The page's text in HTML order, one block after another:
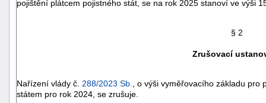
pojištění plátcem pojistného stát, se na rok 2025 stanoví ve výši
§ 2
Zrušovací
Nařízení vlády č. 288/2023 Sb.
, o výši vyměřovacího základu
státem pro rok 2024, se zrušuje.
škody